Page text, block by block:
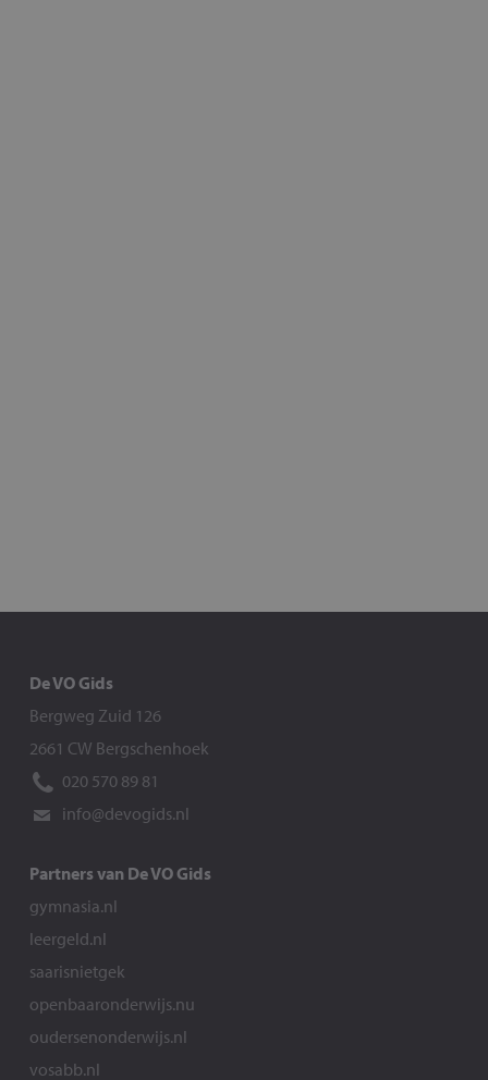
De VO Gids
Bergweg Zuid 126
2661 CW Bergschenhoek
020 570 89 81
info@devogids.nl
Partners van De VO Gids
gymnasia.nl
leergeld.nl
saarisnietgek
openbaaronderwijs.nu
oudersenonderwijs.nl
vosabb.nl